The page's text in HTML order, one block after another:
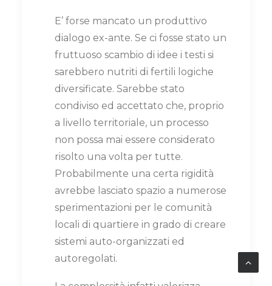
E’ forse mancato un produttivo
dialogo ex-ante. Se ci fosse stato un
fruttuoso scambio di idee i testi si
sarebbero nutriti di fertili logiche
diversificate. Sarebbe stato
condiviso ed accettato che, proprio
a livello territoriale, un processo
non possa mai essere considerato
risolto una volta per tutte.
Probabilmente una certa rigidità
avrebbe lasciato spazio a numerose
sperimentazioni per le comunità
locali di quartiere in grado di creare
sistemi auto-organizzati ed
autoregolati.